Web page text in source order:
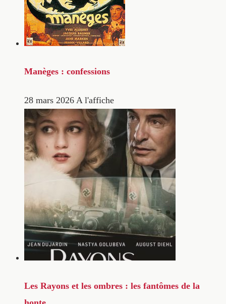
Manèges : confessions
28 mars 2026 A l'affiche
Les Rayons et les ombres : les fantômes de la